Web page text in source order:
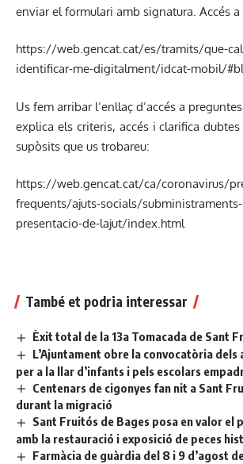
enviar el formulari amb signatura. Accés
https://web.gencat.cat/es/tramits/que-
identificar-me-digitalment/idcat-mobil/
Us fem arribar l’enllaç d’accés a
explica els criteris, accés i clarifica
supòsits que us trobareu:
https://web.gencat.cat/ca/coronavirus/
frequents/ajuts-socials/
presentacio-de-lajut/index.html
També et podria interessar
Èxit total de la 13a Tomacada de Sant
L’Ajuntament obre la convocatòria
per a la llar d’infants i pels escolars
Centenars de cigonyes fan nit a Sant
durant la migració
Sant Fruitós de Bages posa en valor el
amb la restauració i exposició de peces
Farmàcia de guàrdia del 8 i 9 d’agost